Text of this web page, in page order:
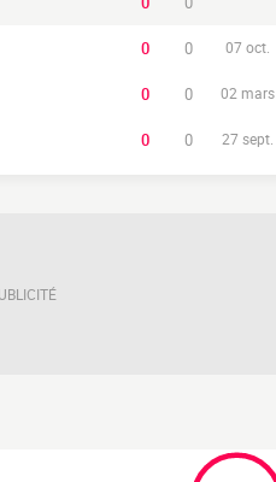
0 0 07 oct.
0 0 02 mars
0 0 27 sept.